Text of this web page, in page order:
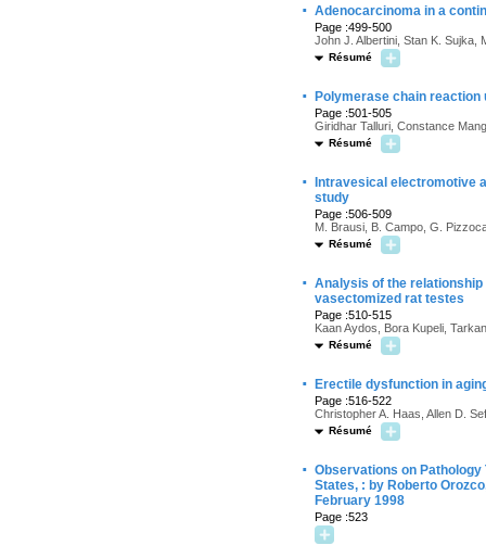
· Adenocarcinoma in a
Page :499-500
John J. Albertini, Stan K. Sujka,
Résumé
· Polymerase chain
Page :501-505
Giridhar Talluri, Constance
Résumé
·
Intravesical electromotive
study
Page :506-509
M. Brausi, B. Campo, G.
Résumé
· Analysis of the
vasectomized rat testes
Page :510-515
Kaan Aydos, Bora Kupeli,
Résumé
· Erectile dysfunction in
Page :516-522
Christopher A. Haas, Allen D.
Résumé
· Observations on
States, : by Roberto
February 1998
Page :523